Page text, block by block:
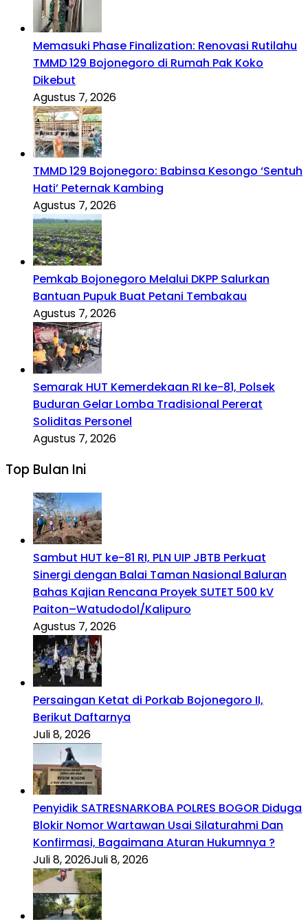
Memasuki Phase Finalization: Renovasi Rutilahu
TMMD 129 Bojonegoro di Rumah Pak Koko
Dikebut
Agustus 7, 2026
TMMD 129 Bojonegoro: Babinsa Kesongo ‘Sentuh
Hati’ Peternak Kambing
Agustus 7, 2026
Pemkab Bojonegoro Melalui DKPP Salurkan
Bantuan Pupuk Buat Petani Tembakau
Agustus 7, 2026
Semarak HUT Kemerdekaan RI ke-81, Polsek
Buduran Gelar Lomba Tradisional Pererat
Soliditas Personel
Agustus 7, 2026
Top Bulan Ini
Sambut HUT ke-81 RI, PLN UIP JBTB Perkuat
Sinergi dengan Balai Taman Nasional Baluran
Bahas Kajian Rencana Proyek SUTET 500 kV
Paiton–Watudodol/Kalipuro
Agustus 7, 2026
Persaingan Ketat di Porkab Bojonegoro II,
Berikut Daftarnya
Juli 8, 2026
Penyidik SATRESNARKOBA POLRES BOGOR Diduga
Blokir Nomor Wartawan Usai Silaturahmi Dan
Konfirmasi, Bagaimana Aturan Hukumnya ?
Juli 8, 2026Juli 8, 2026